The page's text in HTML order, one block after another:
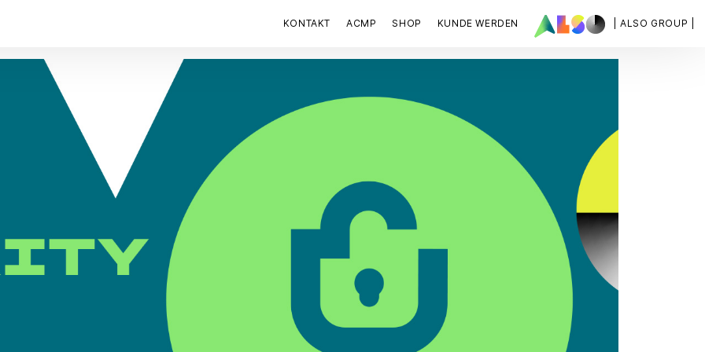
| ALSO GROUP |
KONTAKT ACMP SHOP KUNDE WERDEN